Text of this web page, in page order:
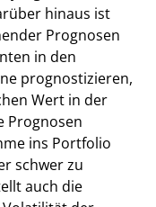
hinaus ist
Prognosen
in den
prognostizieren,
Wert in der
Prognosen
ins Portfolio
schwer zu
auch die